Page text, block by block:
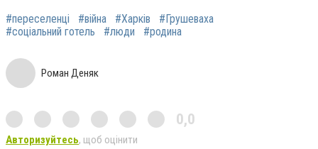
#переселенці #війна #Харків
#Грушеваха
#соціальний готель
#люди #родина
Роман Деняк
0,0
Авторизуйтесь, щоб оцінити